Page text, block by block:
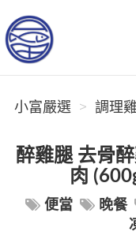
小富嚴選
小富嚴選 調理
醉雞腿 去骨
肉
便當 晚餐